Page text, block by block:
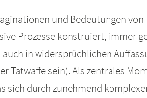
und Bedeutungen
Prozesse konstruiert, immer
auch in widersprüchlichen
Tatwaffe sein). Als zentrales
sich durch zunehmend